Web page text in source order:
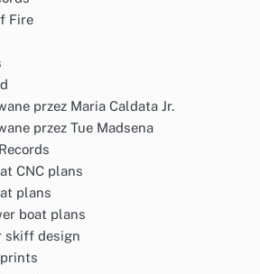
Fire
przez Maria Caldata Jr.
przez Tue Madsena
CNC plans
plans
boat plans
skiff design